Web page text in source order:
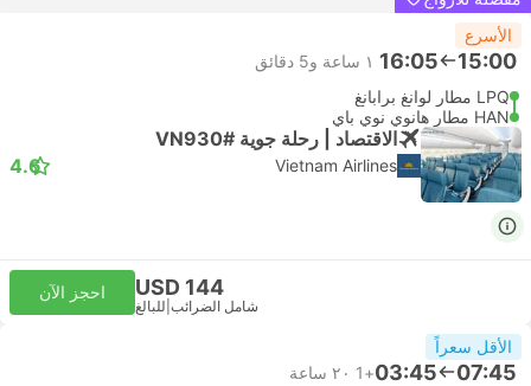
الأسرع
15:00
16:05 ١ ساعة و‫5 دقائق
LPQ مطار لوانغ برابانغ
HAN مطار هانوي نوي باي
الاقتصاد | رحلة جوية #VN930
Vietnam Airlines
4.6
USD 144
شامل الضرائب للبالغ
احجز الآن
الأقل سعراً
07:45
03:45
+1
٢٠ ساعة